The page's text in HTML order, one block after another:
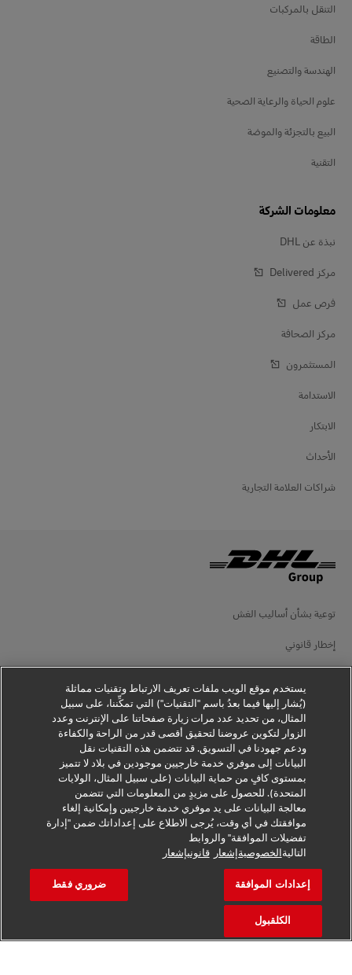
التنقل بالمركبات
الطاقة
الهندسة والتصنيع
علوم الحياة والرعاية الصحية
البيع بالتجزئة والموضة
التقنية
معلومات الشركة
نبذة عن DHL
مركز Delivered‎
فرص عمل
مركز الصحافة
المستثمرون
الاستدامة
الابتكار
الأحداث
شراكات العلامة التجارية
توعية بشأن أساليب الغش
إخطار قانوني
إخطار الخصوصية
معلومات إضافية
إعدادات ملفات تعريف الارتباط
2026 © - جميع الحقوق محفوظة
يستخدم موقع الويب ملفات تعريف الارتباط وتقنيات مماثلة
(يُشار إليها فيما بعدُ باسم "التقنيات") التي تمكِّننا، على سبيل
المثال، من تحديد عدد مرات زيارة صفحاتنا على الإنترنت وعدد
الزوار لتكوين عروضنا لتحقيق أقصى قدر من الراحة والكفاءة
ودعم جهودنا في التسويق. قد تتضمن هذه التقنيات نقل
البيانات إلى موفري خدمة خارجيين موجودين في بلاد لا تتميز
بمستوى كافٍ من حماية البيانات (على سبيل المثال، الولايات
المتحدة). للحصول على مزيدٍ من المعلومات التي تتضمن
معالجة البيانات على يد موفري خدمة خارجيين وإمكانية إلغاء
موافقتك في أي وقت، يُرجى الاطلاع على إعداداتك ضمن "إدارة
تفضيلات الموافقة" والروابط
التالية الخصوصيةإشعار قانونيإشعار
إعدادات الموافقة ضروري فقط
الكلقبول